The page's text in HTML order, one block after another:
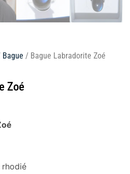
Bague / Bague Labradorite Zoé
Zoé